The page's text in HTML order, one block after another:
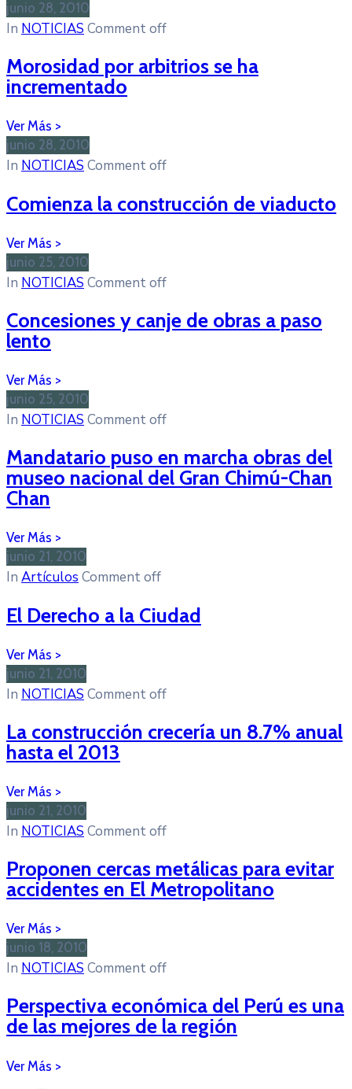
junio 28, 2010
In NOTICIAS Comment off
Morosidad por arbitrios se ha
incrementado
junio 28, 2010
In NOTICIAS Comment off
Comienza la construcción de viaducto
junio 25, 2010
In NOTICIAS Comment off
Concesiones y canje de obras a paso
lento
junio 25, 2010
In NOTICIAS Comment off
Mandatario puso en marcha obras del
museo nacional del Gran Chimú-Chan
Chan
junio 21, 2010
In Artículos Comment off
El Derecho a la Ciudad
junio 21, 2010
In NOTICIAS Comment off
La construcción crecería un 8.7% anual
hasta el 2013
junio 21, 2010
In NOTICIAS Comment off
Proponen cercas metálicas para evitar
accidentes en El Metropolitano
junio 18, 2010
In NOTICIAS Comment off
Perspectiva económica del Perú es una
de las mejores de la región